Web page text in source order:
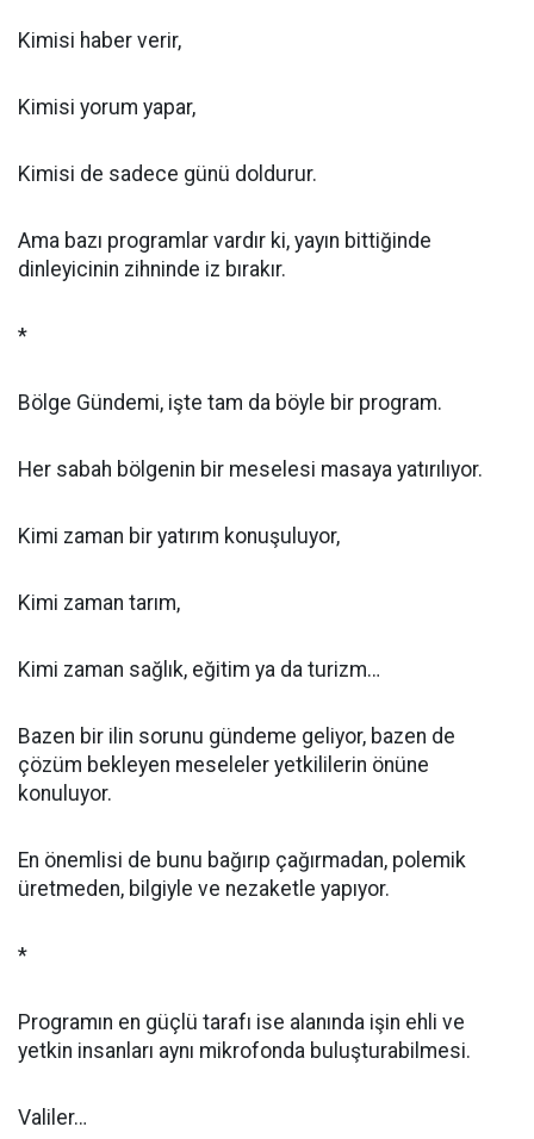
Kimisi haber verir,
Kimisi yorum yapar,
Kimisi de sadece günü doldurur.
Ama bazı programlar vardır ki, yayın bittiğinde
dinleyicinin zihninde iz bırakır.
*
Bölge Gündemi, işte tam da böyle bir program.
Her sabah bölgenin bir meselesi masaya yatırılıyor.
Kimi zaman bir yatırım konuşuluyor,
Kimi zaman tarım,
Kimi zaman sağlık, eğitim ya da turizm…
Bazen bir ilin sorunu gündeme geliyor, bazen de
çözüm bekleyen meseleler yetkililerin önüne
konuluyor.
En önemlisi de bunu bağırıp çağırmadan, polemik
üretmeden, bilgiyle ve nezaketle yapıyor.
*
Programın en güçlü tarafı ise alanında işin ehli ve
yetkin insanları aynı mikrofonda buluşturabilmesi.
Valiler…